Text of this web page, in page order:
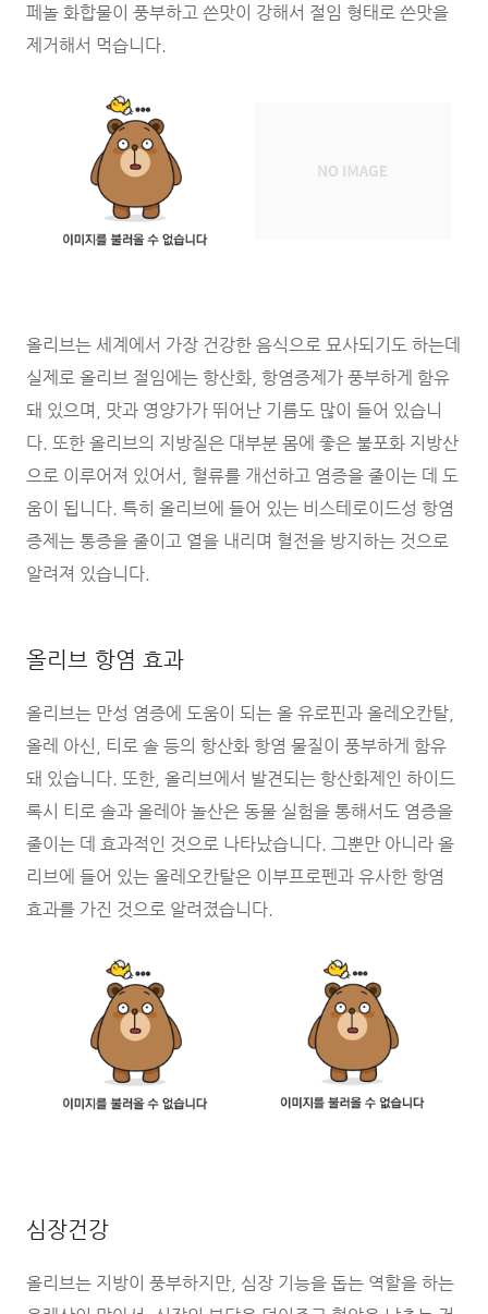
페놀 화합물이 풍부하고 쓴맛이 강해서 절임 형태로 쓴맛을
제거해서 먹습니다.
올리브는 세계에서 가장 건강한 음식으로 묘사되기도 하는데
실제로 올리브 절임에는 항산화, 항염증제가 풍부하게 함유
돼 있으며, 맛과 영양가가 뛰어난 기름도 많이 들어 있습니
다. 또한 올리브의 지방질은 대부분 몸에 좋은 불포화 지방산
으로 이루어져 있어서, 혈류를 개선하고 염증을 줄이는 데 도
움이 됩니다. 특히 올리브에 들어 있는 비스테로이드성 항염
증제는 통증을 줄이고 열을 내리며 혈전을 방지하는 것으로
알려져 있습니다.
올리브 항염 효과
올리브는 만성 염증에 도움이 되는 올 유로핀과 올레오칸탈,
올레 아신, 티로 솔 등의 항산화 항염 물질이 풍부하게 함유
돼 있습니다. 또한, 올리브에서 발견되는 항산화제인 하이드
록시 티로 솔과 올레아 놀산은 동물 실험을 통해서도 염증을
줄이는 데 효과적인 것으로 나타났습니다. 그뿐만 아니라 올
리브에 들어 있는 올레오칸탈은 이부프로펜과 유사한 항염
효과를 가진 것으로 알려졌습니다.
심장건강
올리브는 지방이 풍부하지만, 심장 기능을 돕는 역할을 하는